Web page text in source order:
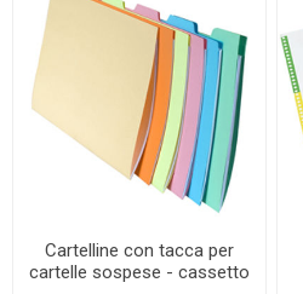
Cartelline con tacca per
cartelle sospese - cassetto